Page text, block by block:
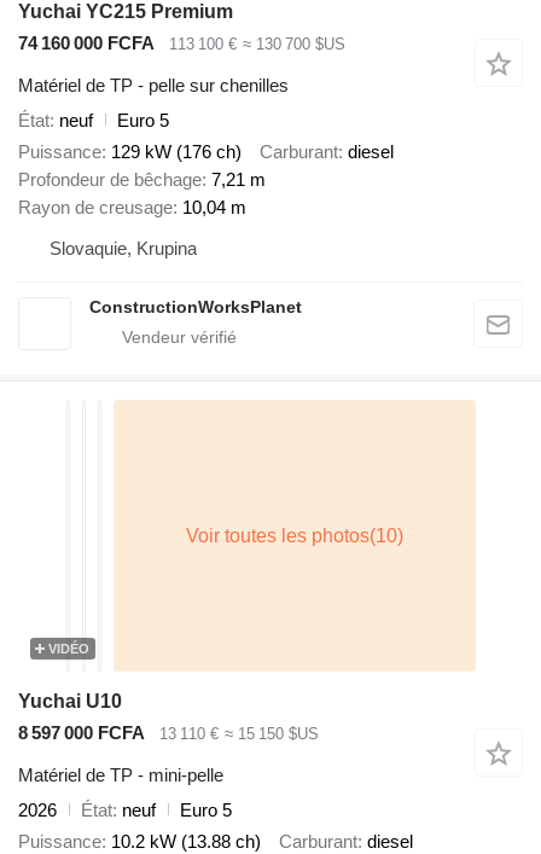
Yuchai YC215 Premium
74 160 000 FCFA
113 100 € ≈ 130 700 $US
Matériel de TP - pelle sur chenilles
État neuf
Euro 5
Puissance 129 kW (176 ch) Carburant diesel
Profondeur de bêchage 7,21 m
Rayon de creusage 10,04 m
Slovaquie, Krupina
ConstructionWorksPlanet
VIDÉO
Yuchai U10
8 597 000 FCFA
13 110 € ≈ 15 150 $US
Matériel de TP - mini-pelle
2026
État neuf
Euro 5
Puissance 10.2 kW (13.88 ch) Carburant diesel